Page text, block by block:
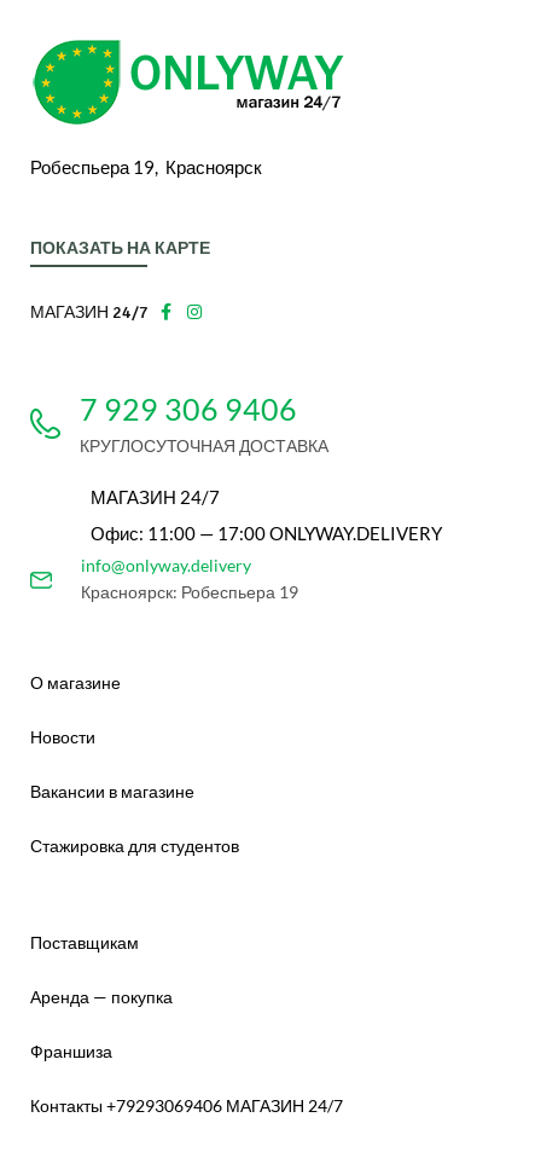
Робеспьера 19, Красноярск
ПОКАЗАТЬ НА КАРТЕ
МАГАЗИН 24/7
7 929 306 9406
КРУГЛОСУТОЧНАЯ ДОСТАВКА
МАГАЗИН 24/7
Офис: 11:00 — 17:00 ONLYWAY.DELIVERY
info@onlyway.delivery
Красноярск: Робеспьера 19
О магазине
Новости
Вакансии в магазине
Стажировка для студентов
Поставщикам
Аренда — покупка
Франшиза
Контакты +79293069406 МАГАЗИН 24/7